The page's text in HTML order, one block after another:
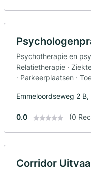
Psychotherapie en
Relatietherapie ·
· Parkeerplaatsen ·
Emmeloordseweg 2
0.0 (0
Corridor